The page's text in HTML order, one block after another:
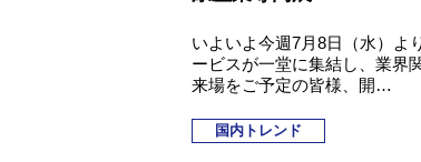
いよいよ今週7月8日（水）よ
ービスが一堂に集結し、業界
来場をご予定の皆様、開…
国内トレンド